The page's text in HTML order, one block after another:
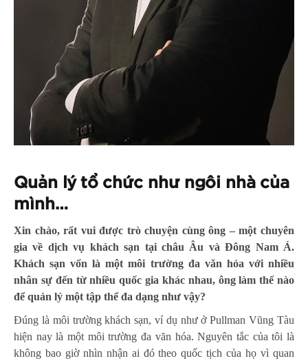
Quản lý tổ chức như ngôi nhà của
mình…
Xin chào, rất vui được trò chuyện cùng ông – một chuyên
gia về dịch vụ khách sạn tại châu Âu và Đông Nam Á.
Khách sạn vốn là một môi trường đa văn hóa với nhiều
nhân sự đến từ nhiều quốc gia khác nhau, ông làm thế nào
để quản lý một tập thể đa dạng như vậy?
Đúng là môi trường khách sạn, ví dụ như ở Pullman Vũng Tàu
hiện nay là một môi trường đa văn hóa. Nguyên tắc của tôi là
không bao giờ nhìn nhận ai đó theo quốc tịch của họ vì quan